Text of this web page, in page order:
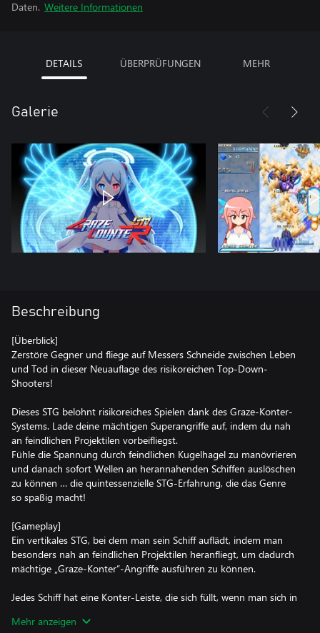
Daten. Weitere Informationen
DETAILS ÜBERPRÜFUNGEN MEHR
Galerie
Beschreibung
[Überblick]
Zerstöre Gegner und fliege auf Messers Schneide zwischen Leben
und Tod in dieser Neuauflage des risikoreichen Top-Down-
Shooters!
Dieses STG belohnt risikoreiches Spielen dank des Graze-Konter-
Systems. Lade deine mächtigen Superangriffe auf, indem du nah
an feindlichen Projektilen vorbeifliegst.
Fühle die Spannung durch feindlichen Kugelhagel zu manövrieren
und danach sofort Wellen an herannahenden Schiffen auslöschen
zu können … die quintessenzielle STG-Erfahrung, die das Genre
so spaßig macht!
[Gameplay]
Ein vertikales STG, bei dem man sein Schiff auflädt, indem man
besonders nah an feindlichen Projektilen heranfliegt, um dadurch
mächtige „Graze-Konter“-Angriffe ausführen zu können.
Jedes Schiff hat eine Konter-Leiste, die sich füllt, wenn man sich in
benutzt, um diese Angriffe auszuführen. Gegner, die von diesen
Mehr anzeigen